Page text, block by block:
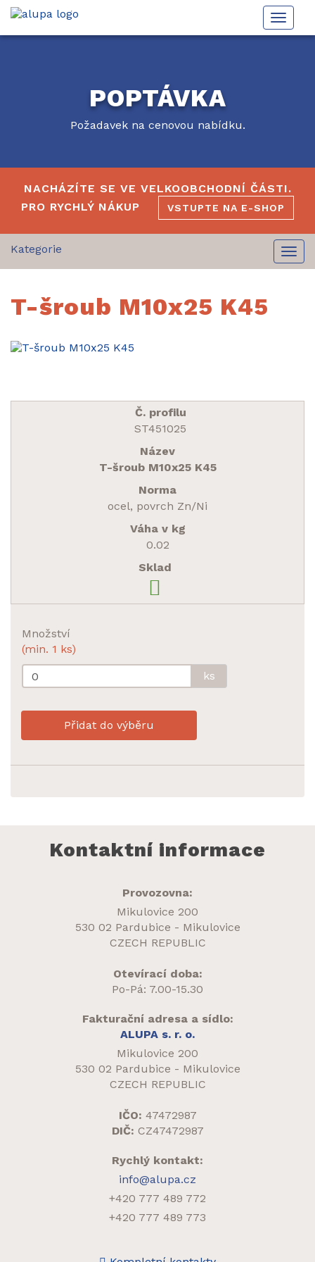
Toggle
POPTÁVKA
Požadavek na cenovou nabídku.
NACHÁZÍTE SE VE VELKOOBCHODNÍ ČÁSTI.
PRO RYCHLÝ NÁKUP
VSTUPTE NA E-SHOP
T-šroub M10x25 K45
ST451025
T-šroub M10x25 K45
ocel, povrch Zn/Ni
0.02
Množství
(min. 1 ks)
ks
Přidat do výběru
Kontaktní informace
Provozovna:
Mikulovice 200
530 02 Pardubice - Mikulovice
CZECH REPUBLIC
Otevírací doba:
Po-Pá: 7.00-15.30
Fakturační adresa a sídlo:
ALUPA s. r. o.
Mikulovice 200
530 02 Pardubice - Mikulovice
CZECH REPUBLIC
IČO: 47472987
DIČ: CZ47472987
Rychlý kontakt:
info@alupa.cz
+420 777 489 772
+420 777 489 773